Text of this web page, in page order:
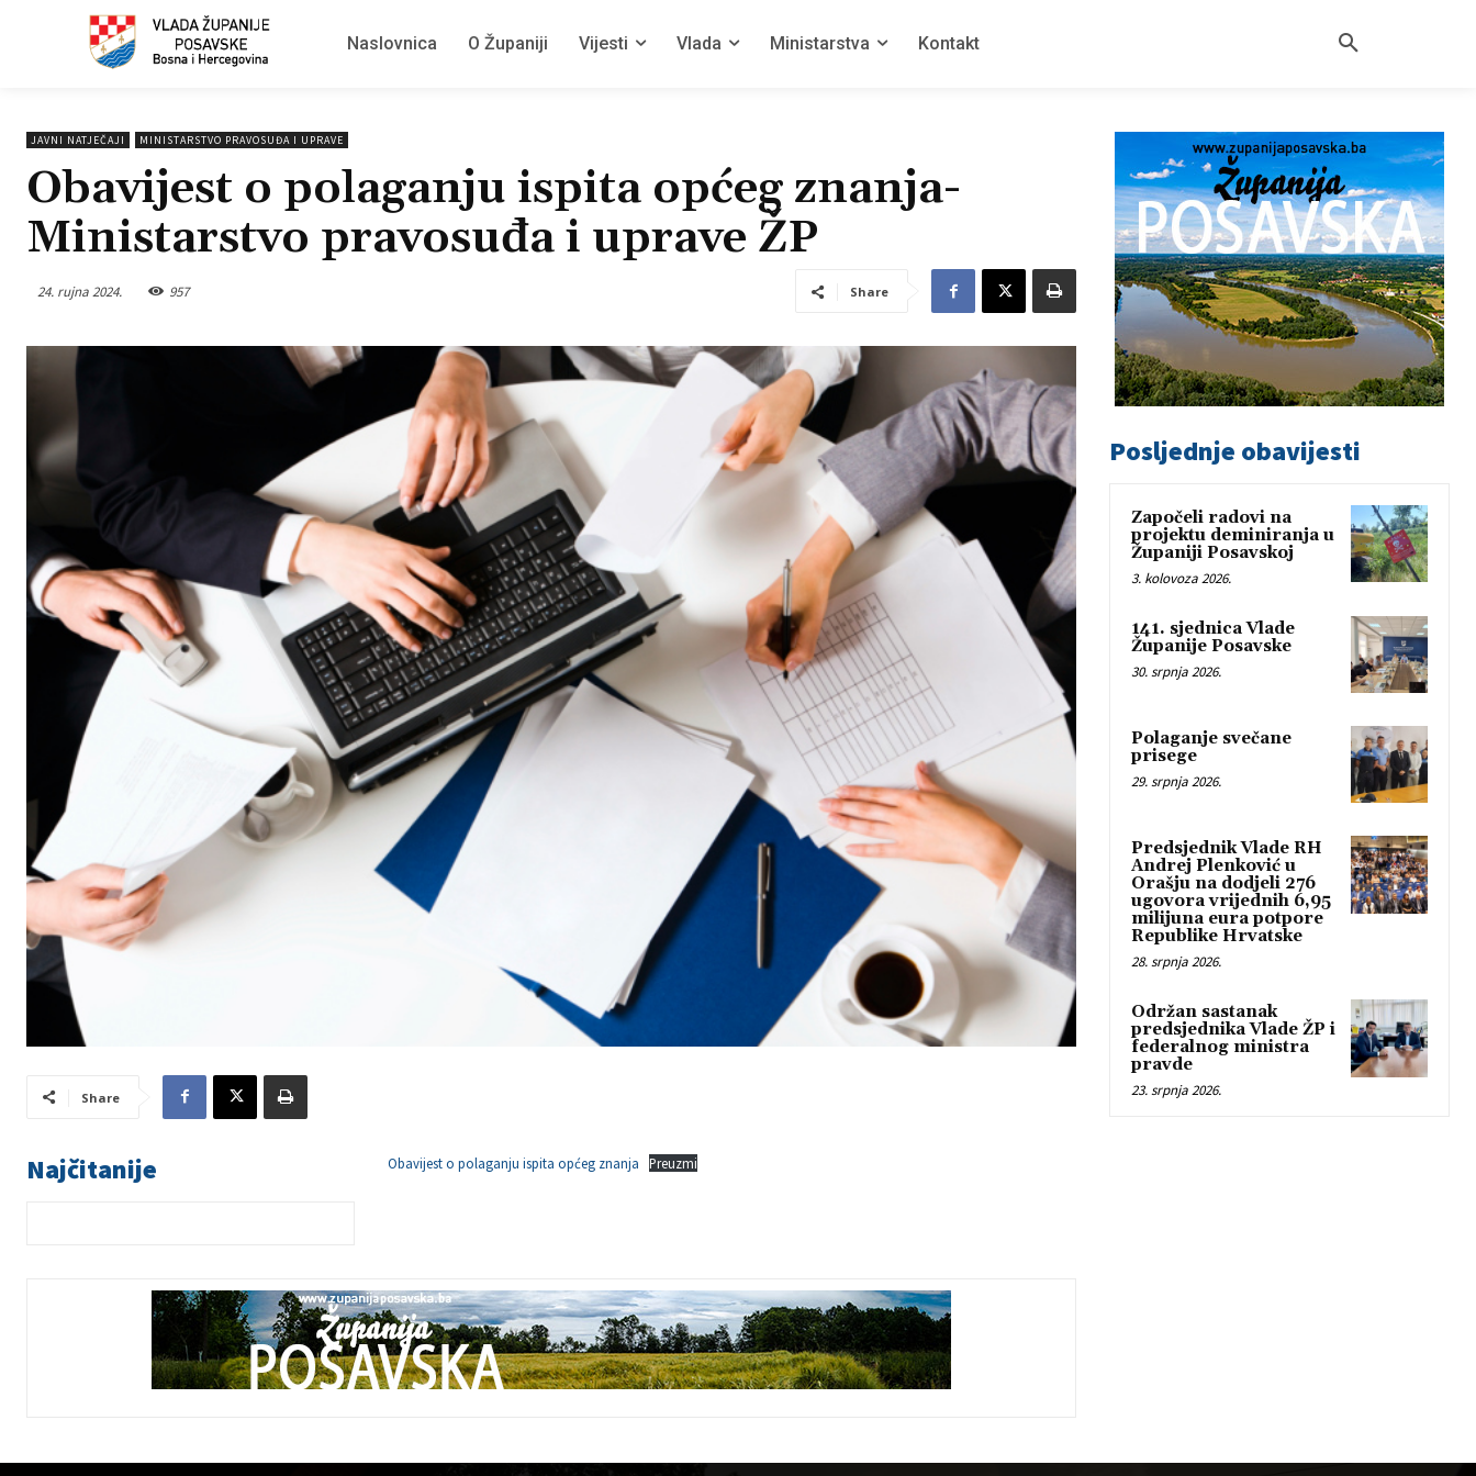
Naslovnica O Županiji Vijesti Vlada Ministarstva Kontakt
JAVNI NATJEČAJI MINISTARSTVO PRAVOSUĐA I UPRAVE
Obavijest o polaganju ispita općeg znanja-
Ministarstvo pravosuđa i uprave ŽP
24. rujna 2024. 957 Share
Share
Najčitanije Obavijest o polaganju ispita općeg znanja Preuzmi
Posljednje obavijesti
Započeli radovi na
projektu deminiranja u
Županiji Posavskoj
3. kolovoza 2026.
141. sjednica Vlade
Županije Posavske
30. srpnja 2026.
Polaganje svečane
prisege
29. srpnja 2026.
Predsjednik Vlade RH
Andrej Plenković u
Orašju na dodjeli 276
ugovora vrijednih 6,95
milijuna eura potpore
Republike Hrvatske
28. srpnja 2026.
Održan sastanak
predsjednika Vlade ŽP i
federalnog ministra
pravde
23. srpnja 2026.